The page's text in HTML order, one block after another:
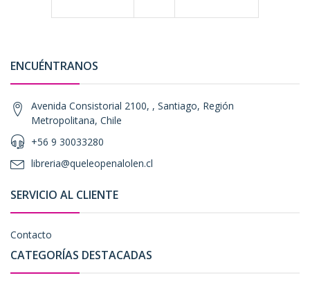
ENCUÉNTRANOS
Avenida Consistorial 2100, , Santiago, Región
Metropolitana, Chile
+56 9 30033280
libreria@queleopenalolen.cl
SERVICIO AL CLIENTE
Contacto
CATEGORÍAS DESTACADAS